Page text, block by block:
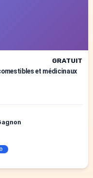
GRATUIT
et médicinaux